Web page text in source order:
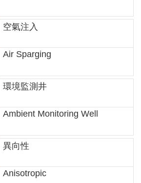
空氣注入
Air Sparging
環境監測井
Ambient Monitoring Well
異向性
Anisotropic